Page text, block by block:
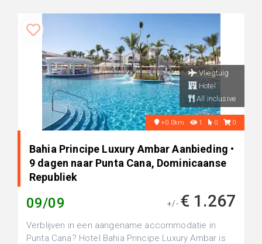
Vliegtuig
Hotel
All inclusive
+0.0km 1 0 0
Bahia Principe Luxury Ambar Aanbieding •
9 dagen naar Punta Cana, Dominicaanse
Republiek
09/09 +/- € 1.267
Verblijven in een aangename accommodatie in
Punta Cana? Hotel Bahia Principe Luxury Ambar is